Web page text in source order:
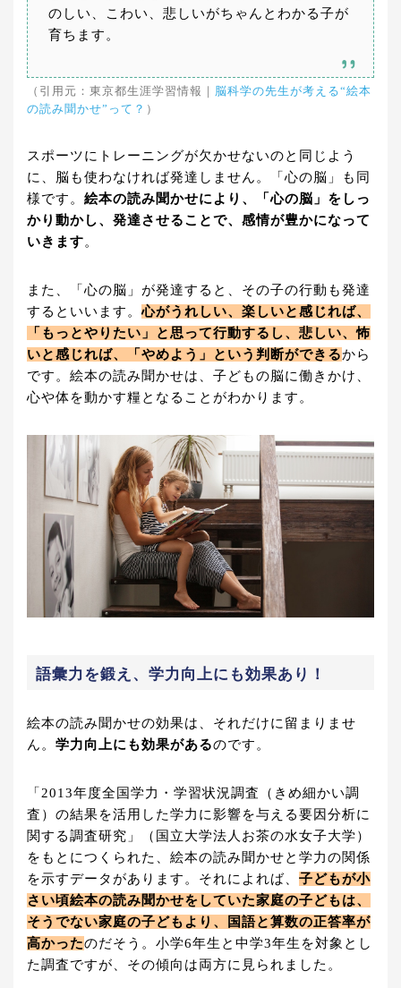
のしい、こわい、悲しいがちゃんとわかる子が
育ちます。
（引用元：東京都生涯学習情報｜
脳科学の先生が考える“絵本
の読み聞かせ”って？ ）
スポーツにトレーニングが欠かせないのと同じよう
に、脳も使わなければ発達しません。「心の脳」も同
様です。 絵本の読み聞かせにより、「心の脳」をしっ
かり動かし、発達させることで、感情が豊かになって
いきます。
また、「心の脳」が発達すると、その子の行動も発達
するといいます。心がうれしい、楽しいと感じれば、
「もっとやりたい」と思って行動するし、悲しい、怖
いと感じれば、「やめよう」という判断ができるから
です。絵本の読み聞かせは、子どもの脳に働きかけ、
心や体を動かす糧となることがわかります。
語彙力を鍛え、学力向上にも効果あり！
絵本の読み聞かせの効果は、それだけに留まりませ
ん。 学力向上にも効果があるのです。
「2013年度全国学力・学習状況調査（きめ細かい調
査）の結果を活用した学力に影響を与える要因分析に
関する調査研究」（国立大学法人お茶の水女子大学）
をもとにつくられた、絵本の読み聞かせと学力の関係
を示すデータがあります。それによれば、 子どもが小
さい頃絵本の読み聞かせをしていた家庭の子どもは、
そうでない家庭の子どもより、国語と算数の正答率が
高かったのだそう。小学6年生と中学3年生を対象とし
た調査ですが、その傾向は両方に見られました。